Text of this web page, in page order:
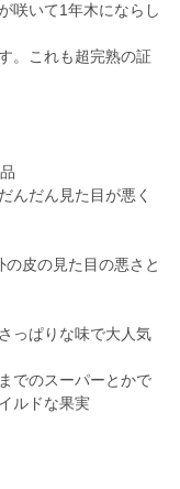
咲いて1年木にならし
。これも超完熟の証
んだん見た目が悪く
皮の見た目の悪さと
っぱりな味で大人気
でのスーパーとかで
ルドな果実